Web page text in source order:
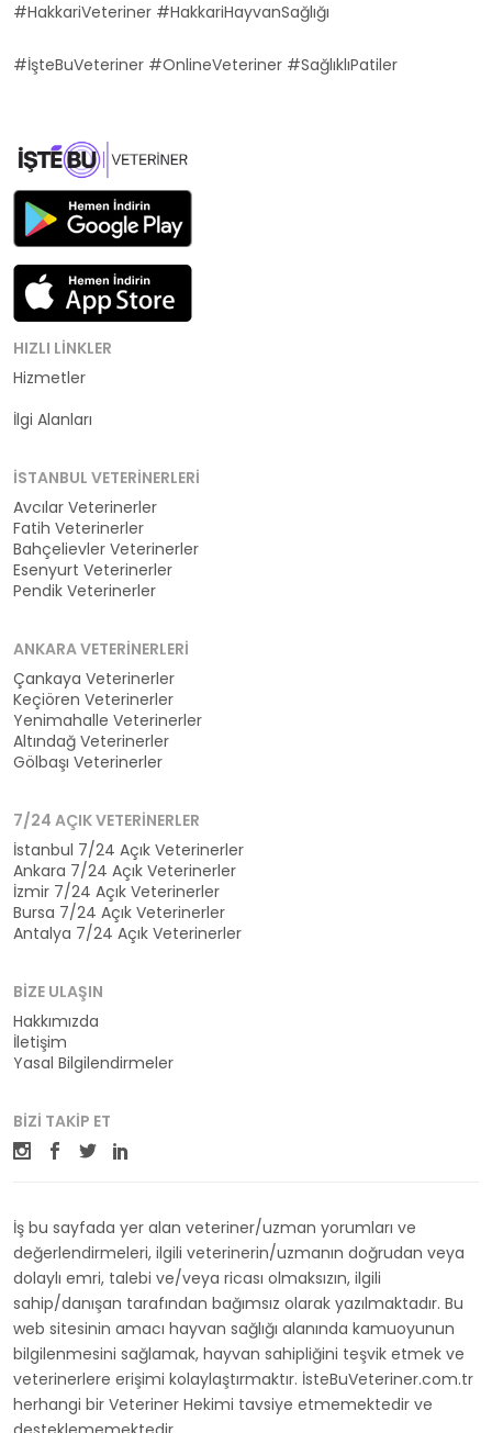
#HakkariVeteriner #HakkariHayvanSağlığı
#İşteBuVeteriner #OnlineVeteriner #SağlıklıPatiler
HIZLI LINKLER
Hizmetler
İlgi Alanları
İSTANBUL VETERINERLERI
Avcılar Veterinerler
Fatih Veterinerler
Bahçelievler Veterinerler
Esenyurt Veterinerler
Pendik Veterinerler
ANKARA VETERINERLERI
Çankaya Veterinerler
Keçiören Veterinerler
Yenimahalle Veterinerler
Altındağ Veterinerler
Gölbaşı Veterinerler
7/24 AÇIK VETERINERLER
İstanbul 7/24 Açık Veterinerler
Ankara 7/24 Açık Veterinerler
İzmir 7/24 Açık Veterinerler
Bursa 7/24 Açık Veterinerler
Antalya 7/24 Açık Veterinerler
BIZE ULAŞIN
Hakkımızda
İletişim
Yasal Bilgilendirmeler
BIZI TAKIP ET
İş bu sayfada yer alan veteriner/uzman yorumları ve
değerlendirmeleri, ilgili veterinerin/uzmanın doğrudan veya
dolaylı emri, talebi ve/veya ricası olmaksızın, ilgili
sahip/danışan tarafından bağımsız olarak yazılmaktadır. Bu
web sitesinin amacı hayvan sağlığı alanında kamuoyunun
bilgilenmesini sağlamak, hayvan sahipliğini teşvik etmek ve
veterinerlere erişimi kolaylaştırmaktır. İsteBuVeteriner.com.tr
herhangi bir Veteriner Hekimi tavsiye etmemektedir ve